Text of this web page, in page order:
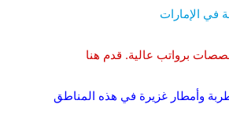
برواتب عالية. قدم هنا
وأمطار غزيرة في هذه المناطق